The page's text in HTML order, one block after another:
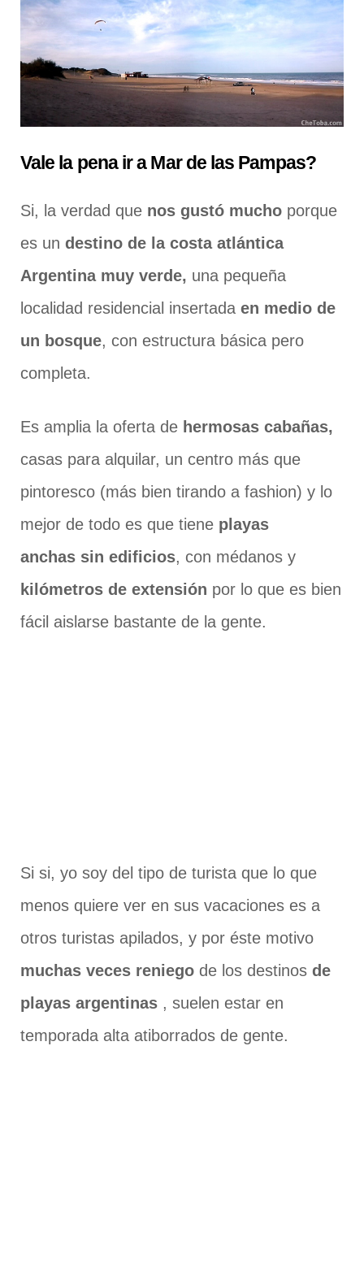
Vale la pena ir a Mar de las Pampas?
Si, la verdad que nos gustó mucho porque
es un destino de la costa atlántica
Argentina muy verde, una pequeña
localidad residencial insertada en medio de
un bosque, con estructura básica pero
completa.
Es amplia la oferta de hermosas cabañas,
casas para alquilar, un centro más que
pintoresco (más bien tirando a fashion) y lo
mejor de todo es que tiene playas
anchas sin edificios, con médanos y
kilómetros de extensión por lo que es bien
fácil aislarse bastante de la gente.
Si si, yo soy del tipo de turista que lo que
menos quiere ver en sus vacaciones es a
otros turistas apilados, y por éste motivo
muchas veces reniego de los destinos de
playas argentinas , suelen estar en
temporada alta atiborrados de gente.